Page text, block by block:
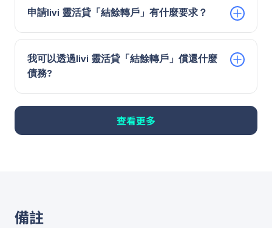
申請livi 靈活貸「結餘轉戶」有什麼要求？
我可以透過livi 靈活貸「結餘轉戶」償還什麼
債務?
查看更多
備註